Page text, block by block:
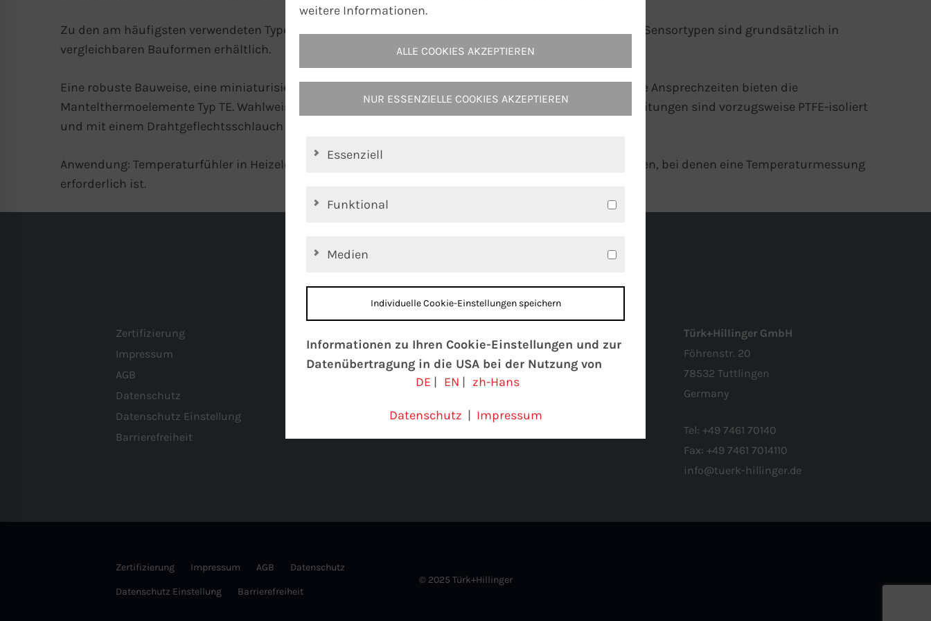
Zu den am häufigsten verwendeten Typen zählen
. Beide Sensortypen sind grundsätzlich in
vergleichbaren Bauformen erhältlich.
Eine robuste Bauweise, eine miniaturisierte und
Anschlusshülse sowie schnelle Ansprechzeiten bieten die
Mantelthermoelemente Typ TE. Wahlweise in isolierter oder geerdeter Ausführung lieferbar. Ausgleichsleitungen sind vorzugsweise PTFE-isoliert
und mit einem Drahtgeflechtsschlauch versehen.
Anwendung: Temperaturfühler in Heizelementen , insb. in der , sonstige Anwendungen, bei denen eine Temperaturmessung
erforderlich ist.
Zertifizierung
Impressum
AGB
Datenschutz
Datenschutz Einstellung
Barrierefreiheit
Türk+Hillinger GmbH
Föhrenstr. 20
78532 Tuttlingen
Germany
Tel: +49 7461 70140
Fax: +49 7461 7014110
info@tuerk-hillinger.de
Zertifizierung Impressum AGB Datenschutz
Datenschutz Einstellung Barrierefreiheit
© 2025 Türk+Hillinger
weitere Informationen.
ALLE COOKIES AKZEPTIEREN
NUR ESSENZIELLE COOKIES AKZEPTIEREN
Essenziell
Funktional
Medien
Individuelle Cookie-Einstellungen speichern
Informationen zu Ihren Cookie-Einstellungen und zur
Datenübertragung in die USA bei der Nutzung von
Cookies sind absolut notwendig, um unsere Website zu
betreiben (“essential”). Alle anderen Cookies werden nur
Über die Auswahl bestimmter Cookies in den
“individuelle Cookie-Einstellungen speichern“ möchten.
DE | EN | zh-Hans
Datenschutz | Impressum